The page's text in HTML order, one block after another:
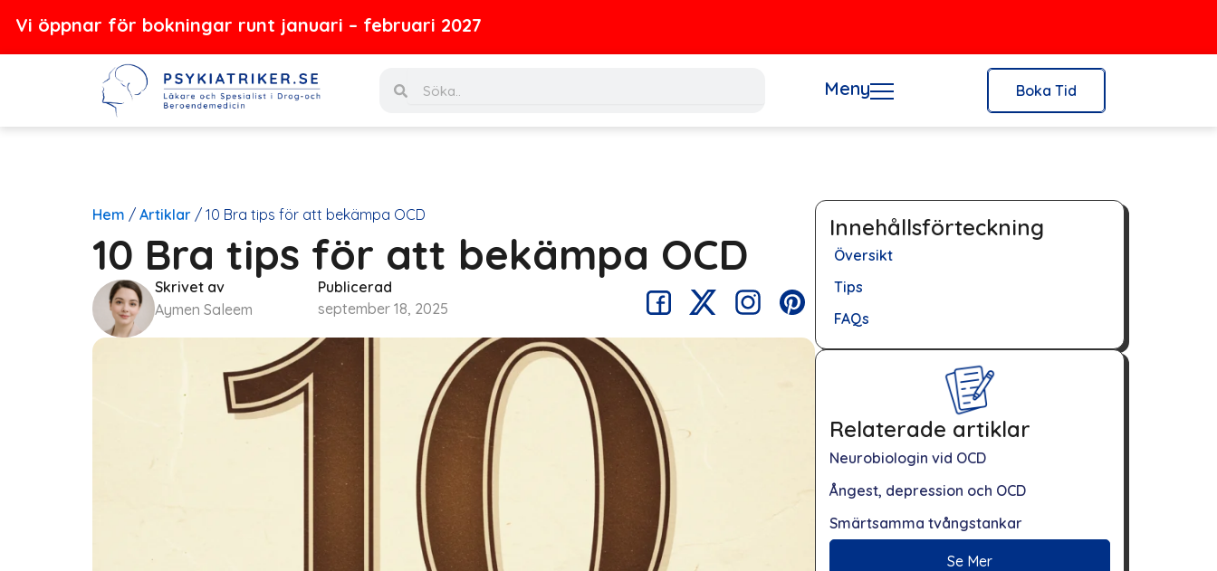
för bokningar runt januari – februari 2027
Hoppa
Meny Boka Tid
Hem / Artiklar / 10 Bra tips för att bekämpa OCD
10 Bra tips för att bekämpa OCD
Skrivet av
Aymen Saleem
Publicerad
september 18, 2025
Innehållsförteckning
Översikt
Tips
FAQs
Relaterade artiklar
Neurobiologin vid OCD
Ångest, depression och OCD
Smärtsamma tvångstankar
Se Mer